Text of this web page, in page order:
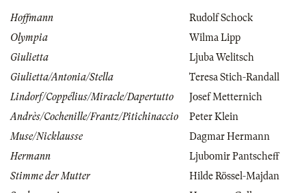
Hoffmann
Rudolf Schock
Olympia
Wilma Lipp
Giulietta
Ljuba Welitsch
Giulietta/Antonia/Stella
Teresa Stich-Randall
Lindorf/Coppélius/Miracle/Dapertutto
Josef Metternich
Andrès/Cochenille/Frantz/Pitichinaccio
Peter Klein
Muse/Nicklausse
Dagmar Hermann
Hermann
Ljubomir Pantscheff
Stimme der Mutter
Hilde Rössel-Majdan